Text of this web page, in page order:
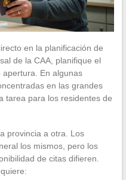
en la planificación de
de la CAA, planifique el
En algunas
en las grandes
tarea para los residentes de
provincia a otra. Los
los mismos, pero los
de citas difieren.